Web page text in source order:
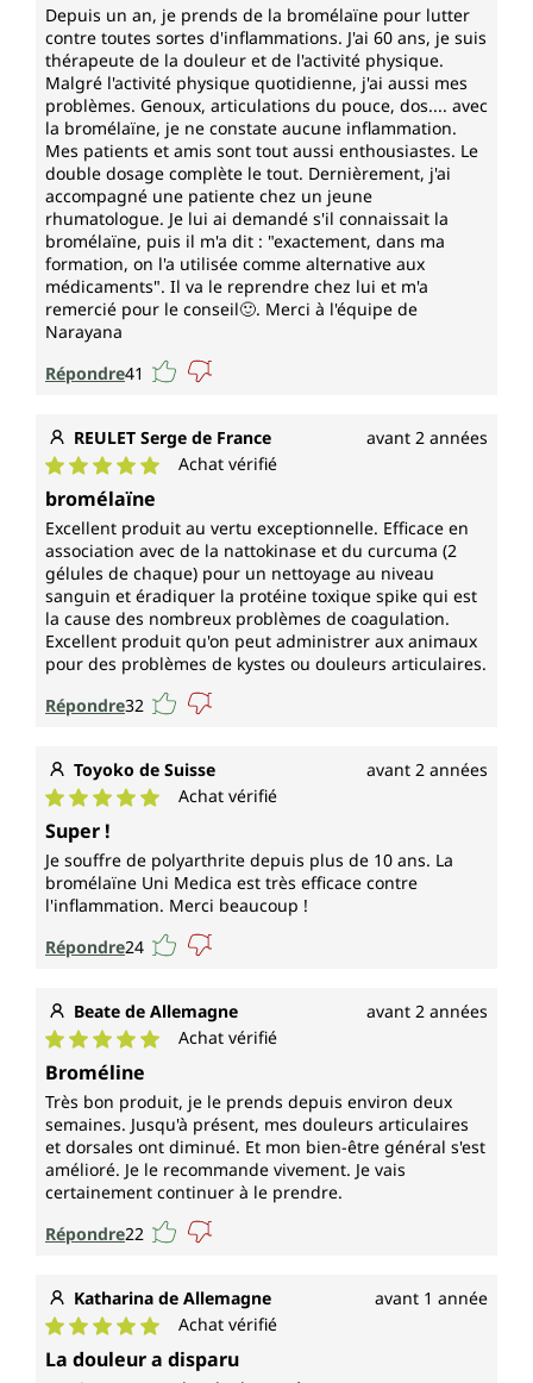
Depuis un an, je prends de la bromélaïne pour lutter
contre toutes sortes d'inflammations. J'ai 60 ans, je suis
thérapeute de la douleur et de l'activité physique.
Malgré l'activité physique quotidienne, j'ai aussi mes
problèmes. Genoux, articulations du pouce, dos.... avec
la bromélaïne, je ne constate aucune inflammation.
Mes patients et amis sont tout aussi enthousiastes. Le
double dosage complète le tout. Dernièrement, j'ai
accompagné une patiente chez un jeune
rhumatologue. Je lui ai demandé s'il connaissait la
bromélaïne, puis il m'a dit : "exactement, dans ma
formation, on l'a utilisée comme alternative aux
médicaments". Il va le reprendre chez lui et m'a
remercié pour le conseil🙂. Merci à l'équipe de
Narayana
Répondre41
REULET Serge de France avant 2 années
Note moyenne de 5 sur 5 étoiles
Achat vérifié
bromélaïne
Excellent produit au vertu exceptionnelle. Efficace en
association avec de la nattokinase et du curcuma (2
gélules de chaque) pour un nettoyage au niveau
sanguin et éradiquer la protéine toxique spike qui est
la cause des nombreux problèmes de coagulation.
Excellent produit qu'on peut administrer aux animaux
pour des problèmes de kystes ou douleurs articulaires.
Répondre32
Toyoko de Suisse avant 2 années
Note moyenne de 5 sur 5 étoiles
Achat vérifié
Super !
Je souffre de polyarthrite depuis plus de 10 ans. La
bromélaïne Uni Medica est très efficace contre
l'inflammation. Merci beaucoup !
Répondre24
Beate de Allemagne avant 2 années
Note moyenne de 5 sur 5 étoiles
Achat vérifié
Broméline
Très bon produit, je le prends depuis environ deux
semaines. Jusqu'à présent, mes douleurs articulaires
et dorsales ont diminué. Et mon bien-être général s'est
amélioré. Je le recommande vivement. Je vais
certainement continuer à le prendre.
Répondre22
Katharina de Allemagne avant 1 année
Note moyenne de 5 sur 5 étoiles
Achat vérifié
La douleur a disparu